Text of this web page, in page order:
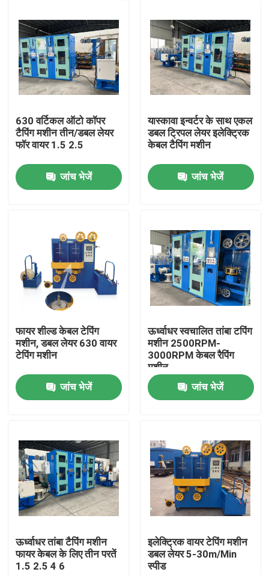
उत्पाद
हमारे बारे में
कारखाने का दौरा
हमसे संपर्क करें
एक उद्धरण का अनुरोध करें
वायर एक्सट्रूडर मशीन
630 वर्टिकल ऑटो कॉपर
टैपिंग मशीन तीन/डबल लेयर
फॉर वायर 1.5 2.5
जांच भेजें
यास्कावा इन्वर्टर के साथ एकल
डबल ट्रिपल लेयर इलेक्ट्रिक
केबल टैपिंग मशीन
जांच भेजें
फायर शील्ड केबल टेपिंग
मशीन, डबल लेयर 630 वायर
टेपिंग मशीन
जांच भेजें
ऊर्ध्वाधर स्वचालित तांबा टपिंग
मशीन 2500RPM-
3000RPM केबल रैपिंग
मशीन
जांच भेजें
ऊर्ध्वाधर तांबा टैपिंग मशीन
फायर केबल के लिए तीन परतें
1.5 2.5 4 6
इलेक्ट्रिक वायर टेपिंग मशीन
डबल लेयर 5-30m/Min
स्पीड